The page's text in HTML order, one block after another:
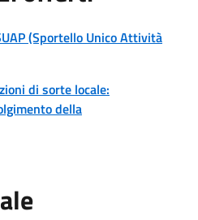
(Sportello Unico Attività
di sorte locale:
della